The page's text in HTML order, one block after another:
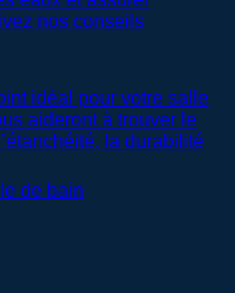
de bain